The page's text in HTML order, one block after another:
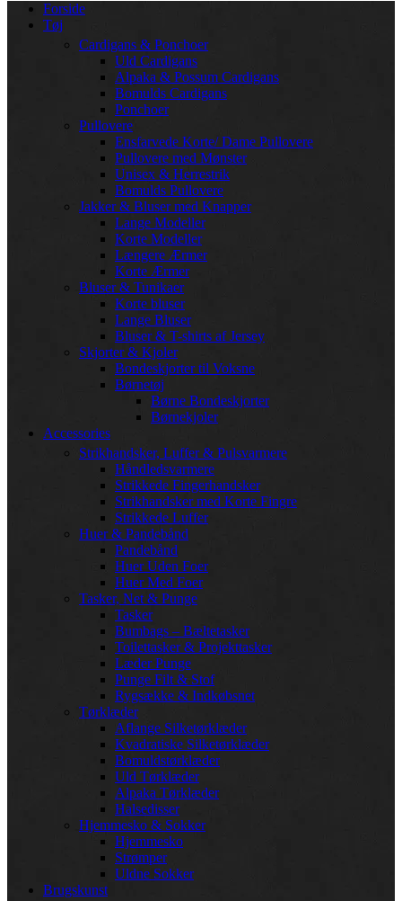
Forside
Tøj
Cardigans & Ponchoer
Uld Cardigans
Alpaka & Possum Cardigans
Bomulds Cardigans
Ponchoer
Pullovere
Ensfarvede Korte/ Dame Pullovere
Pullovere med Mønster
Unisex & Herrestrik
Bomulds Pullovere
Jakker & Bluser med Knapper
Lange Modeller
Korte Modeller
Længere Ærmer
Korte Ærmer
Bluser & Tunikaer
Korte bluser
Lange Bluser
Bluser & T-shirts af Jersey
Skjorter & Kjoler
Bondeskjorter til Voksne
Børnetøj
Børne Bondeskjorter
Børnekjoler
Accessories
Strikhandsker, Luffer & Pulsvarmere
Håndledsvarmere
Strikkede Fingerhandsker
Strikhandsker med Korte Fingre
Strikkede Luffer
Huer & Pandebånd
Pandebånd
Huer Uden Foer
Huer Med Foer
Tasker, Net & Punge
Tasker
Bumbags – Bæltetasker
Toilettasker & Projekttasker
Læder Punge
Punge Filt & Stof
Rygsække & Indkøbsnet
Tørklæder
Aflange Silketørklæder
Kvadratiske Silketørklæder
Bomuldstørklæder
Uld Tørklæder
Alpaka Tørklæder
Halsedisser
Hjemmesko & Sokker
Hjemmesko
Strømper
Uldne Sokker
Brugskunst